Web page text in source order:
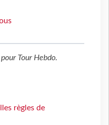
pour Tour Hebdo.
règles de